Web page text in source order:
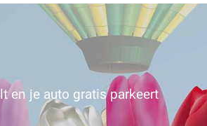
en je auto gratis parkeert